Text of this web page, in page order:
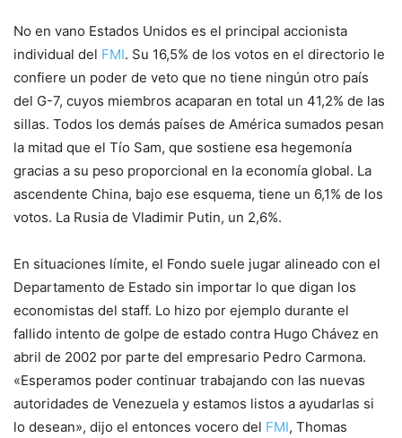
No en vano Estados Unidos es el principal accionista
individual del FMI. Su 16,5% de los votos en el directorio le
confiere un poder de veto que no tiene ningún otro país
del G-7, cuyos miembros acaparan en total un 41,2% de las
sillas. Todos los demás países de América sumados pesan
la mitad que el Tío Sam, que sostiene esa hegemonía
gracias a su peso proporcional en la economía global. La
ascendente China, bajo ese esquema, tiene un 6,1% de los
votos. La Rusia de Vladimir Putin, un 2,6%.
En situaciones límite, el Fondo suele jugar alineado con el
Departamento de Estado sin importar lo que digan los
economistas del staff. Lo hizo por ejemplo durante el
fallido intento de golpe de estado contra Hugo Chávez en
abril de 2002 por parte del empresario Pedro Carmona.
«Esperamos poder continuar trabajando con las nuevas
autoridades de Venezuela y estamos listos a ayudarlas si
lo desean», dijo el entonces vocero del FMI, Thomas